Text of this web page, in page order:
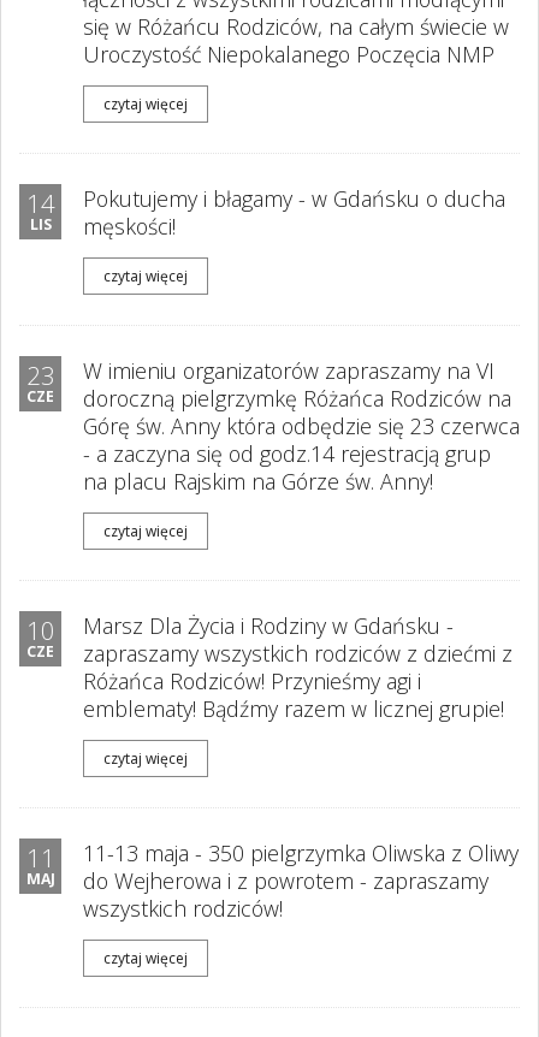
się w Różańcu Rodziców, na całym świecie w
Uroczystość Niepokalanego Poczęcia NMP
czytaj więcej
14
LIS
Pokutujemy i błagamy - w Gdańsku o ducha
męskości!
czytaj więcej
23
CZE
W imieniu organizatorów zapraszamy na VI
doroczną pielgrzymkę Różańca Rodziców na
Górę św. Anny która odbędzie się 23 czerwca
- a zaczyna się od godz.14 rejestracją grup
na placu Rajskim na Górze św. Anny!
czytaj więcej
10
CZE
Marsz Dla Życia i Rodziny w Gdańsku -
zapraszamy wszystkich rodziców z dziećmi z
Różańca Rodziców! Przynieśmy flagi i
emblematy! Bądźmy razem w licznej grupie!
czytaj więcej
11
MAJ
11-13 maja - 350 pielgrzymka Oliwska z Oliwy
do Wejherowa i z powrotem - zapraszamy
wszystkich rodziców!
czytaj więcej